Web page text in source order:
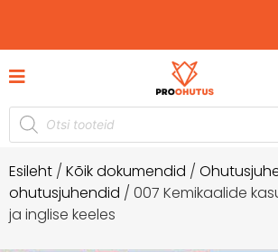
komplektid hetkel -60%
soodustusega!
Esileht / Kõik dokumendid /
ohutusjuhendid / 007 Kemikaalide
ja inglise keeles